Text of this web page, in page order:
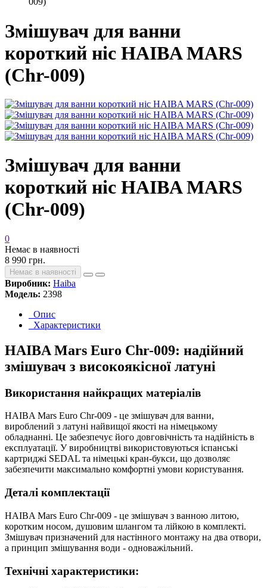
Змішувач для ванни
короткий ніс HAIBA MARS
(Chr-009)
Змішувач для ванни
короткий ніс HAIBA MARS
(Chr-009)
0
Немає в наявності
8 990 грн.
Немає в наявності
Виробник: Haiba
Модель: 2398
Опис
Характеристики
HAIBA Mars Euro Chr-009: надійний
змішувач з високоякісної латуні
Використання найкращих матеріалів
HAIBA Mars Euro Chr-009 - це змішувач для ванни,
вироблений з латуні найвищої якості на німецькому
обладнанні. Це забезпечує його довговічність та надійність в
експлуатації. У виробництві використовуються іспанські
картриджі SEDAL та німецькі кран-букси, що дозволяє
забезпечити максимально комфортні умови користування.
Деталі комплектації
HAIBA Mars Euro Chr-009 - це змішувач з ванною литою,
коротким носом, душовим шлангом та лійкою в комплекті.
Змішувач призначений для настінного монтажу на два отвори,
а принцип змішування води - одноважільний.
Технічні характеристики: